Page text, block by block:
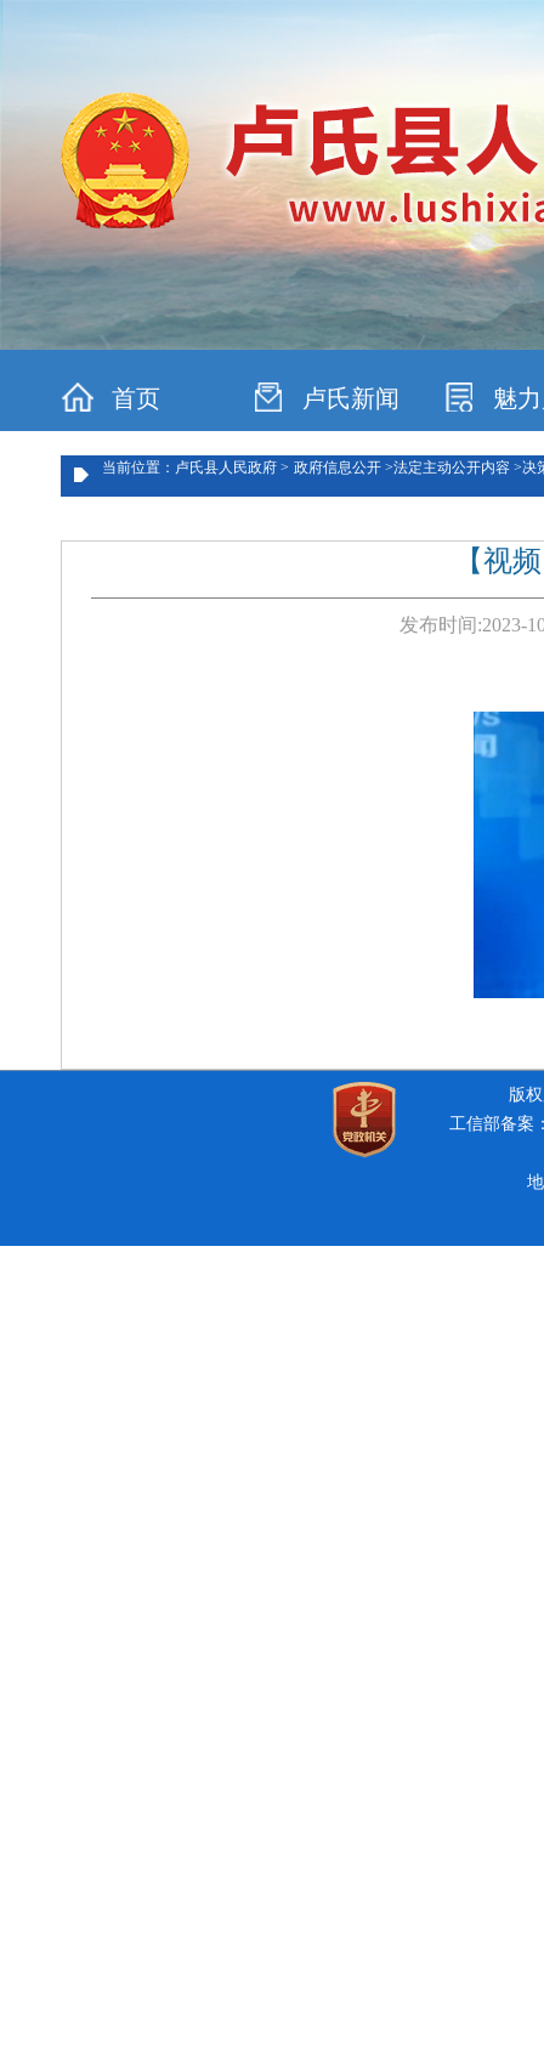
首页 卢氏新闻 魅
当前位置：卢氏县人民政府 > 政府信息公开 >法定主动公开内容 >决
【视
发布时间:2023-
版
工信部备案